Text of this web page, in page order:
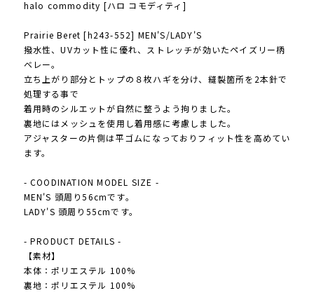
halo commodity [ハロ コモディティ]
Prairie Beret [h243-552] MEN'S/LADY'S
撥水性、UVカット性に優れ、ストレッチが効いたペイズリー柄
ベレー。
立ち上がり部分とトップの８枚ハギを分け、縫製箇所を2本針で
処理する事で
着用時のシルエットが自然に整うよう拘りました。
裏地にはメッシュを使用し着用感に考慮しました。
アジャスターの片側は平ゴムになっておりフィット性を高めてい
ます。
- COODINATION MODEL SIZE -
MEN'S 頭周り56cmです。
LADY'S 頭周り55cmです。
- PRODUCT DETAILS -
【素材】
本体：ポリエステル 100%
裏地：ポリエステル 100%